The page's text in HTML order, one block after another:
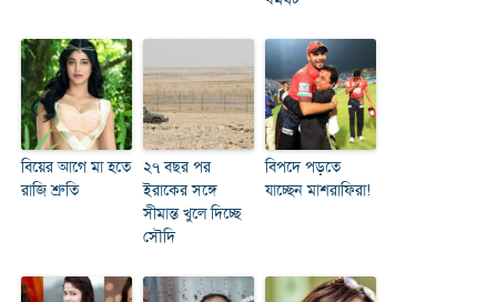
বিয়ের আগে মা হতে
রাজি শ্রুতি
২৭ বছর পর
ইরাকের সঙ্গে
সীমান্ত খুলে দিচ্ছে
সৌদি
বিপদে পড়তে
যাচ্ছেন মাশরাফিরা!